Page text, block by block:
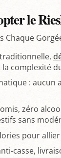
le
Chaque
complexité
: aucun
zéro
sans
pour
casse,